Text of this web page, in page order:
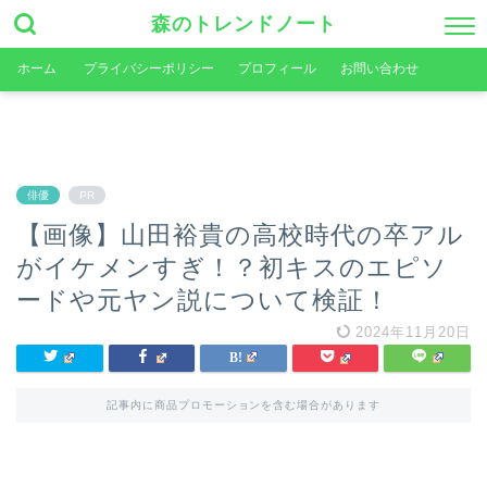
森のトレンドノート
ホーム プライバシーポリシー プロフィール お問い合わせ
俳優 PR
【画像】山田裕貴の高校時代の卒アル
がイケメンすぎ！？初キスのエピソ
ードや元ヤン説について検証！
2024年11月20日
記事内に商品プロモーションを含む場合があります